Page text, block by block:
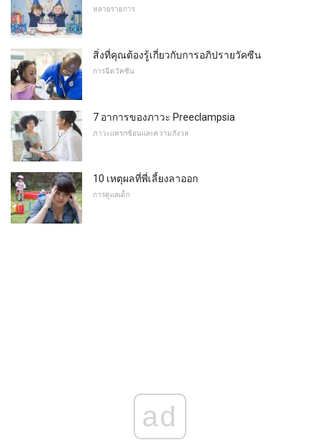
หลายรายการ
สิ่งที่คุณต้องรู้เกี่ยวกับการอภิปรายวัคซีน
การฉีดวัคซีน
7 อาการของภาวะ Preeclampsia
ภาวะแทรกซ้อนและความกังวล
10 เหตุผลที่พี่เลี้ยงลาออก
การดูแลเด็ก
ad